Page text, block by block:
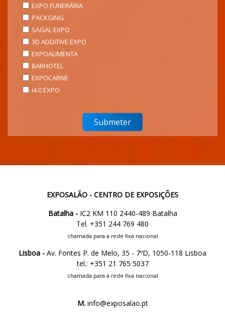
EXPO FUNERÁRIA
PACKGING
SAGAL EXPO
3D ADDITIVE EXPO
EXPOALIMENTA
BARHOTEL
EXPOCARNE
i4.0 EXPO
EXPOSALÃO - CENTRO DE EXPOSIÇÕES
Batalha -IC2 KM 110 2440-489 Batalha
Tel. +351 244 769 480
chamada para a rede fixa nacional
Lisboa - Av. Fontes P. de Melo, 35 - 7ºD, 1050-118 Lisboa
tel.: +351 21 765 5037
chamada para a rede fixa nacional
M.info@exposalao.pt